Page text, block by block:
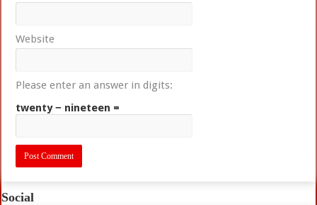
Website
Please enter an answer in digits:
twenty − nineteen =
Social